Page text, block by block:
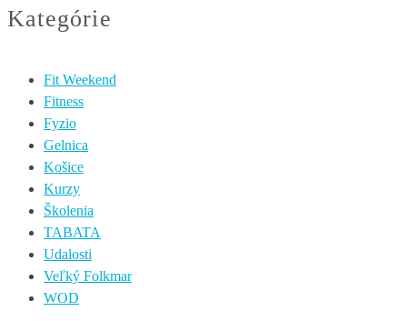
Kategórie
Fit Weekend
Fitness
Fyzio
Gelnica
Košice
Kurzy
Školenia
TABATA
Udalosti
Veľký Folkmar
WOD